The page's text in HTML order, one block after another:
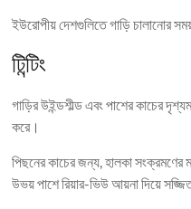
ইউরোপীয় দেশগুলিতে গাড়ি চালানোর
টিন্টিং
গাড়ির উইন্ডশীল্ড এবং পাশের কাচের
করে।
পিছনের কাচের জন্য, হালকা সংক্রমণের
উভয় পাশে রিয়ার-ভিউ আয়না দিয়ে